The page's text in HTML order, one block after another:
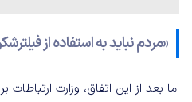
«مردم نباید به استفاده از
اما بعد از این اتفاق، وزارت